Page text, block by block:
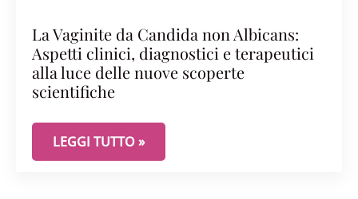
La Vaginite da Candida non Albicans:
Aspetti clinici, diagnostici e terapeutici
alla luce delle nuove scoperte
scientifiche
LA VAGINITE DA CANDIDA NON ALBICANS:
LEGGI TUTTO »